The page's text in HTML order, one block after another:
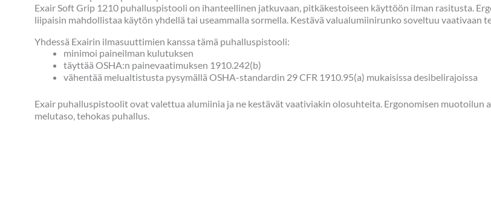
Exair Soft Grip 1210 puhalluspistooli on ihanteellinen jatkuvaan, pitkäkestoiseen käyttöön ilman rasitusta.
liipaisin mahdollistaa käytön yhdellä tai useammalla sormella. Kestävä valualumiinirunko soveltuu
Yhdessä Exairin ilmasuuttimien kanssa tämä puhalluspistooli:
minimoi paineilman kulutuksen
täyttää OSHA:n painevaatimuksen 1910.242(b)
vähentää melualtistusta pysymällä OSHA-standardin 29 CFR 1910.95(a) mukaisissa desibelirajoissa
Exair puhalluspistoolit ovat valettua alumiinia ja ne kestävät vaativiakin olosuhteita. Ergonomisen
melutaso, tehokas puhallus.